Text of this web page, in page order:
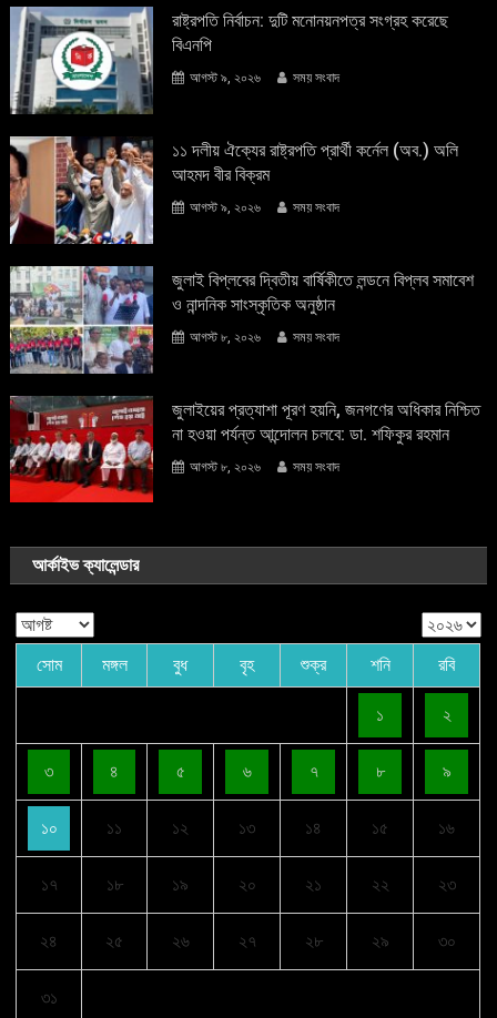
রাষ্ট্রপতি নির্বাচন: দুটি মনোনয়নপত্র সংগ্রহ করেছে
বিএনপি
আগস্ট ৯, ২০২৬ সময় সংবাদ
১১ দলীয় ঐক্যের রাষ্ট্রপতি প্রার্থী কর্নেল (অব.) অলি
আহমদ বীর বিক্রম
আগস্ট ৯, ২০২৬ সময় সংবাদ
জুলাই বিপ্লবের দ্বিতীয় বার্ষিকীতে লন্ডনে বিপ্লব সমাবেশ
ও নান্দনিক সাংস্কৃতিক অনুষ্ঠান
আগস্ট ৮, ২০২৬ সময় সংবাদ
জুলাইয়ের প্রত্যাশা পূরণ হয়নি, জনগণের অধিকার নিশ্চিত
না হওয়া পর্যন্ত আন্দোলন চলবে: ডা. শফিকুর রহমান
আগস্ট ৮, ২০২৬ সময় সংবাদ
আর্কাইভ ক্যালেন্ডার
সোম মঙ্গল বুধ বৃহ শুক্র শনি রবি
১ ২
৩ ৪ ৫ ৬ ৭ ৮ ৯
১০ ১১ ১২ ১৩ ১৪ ১৫ ১৬
১৭ ১৮ ১৯ ২০ ২১ ২২ ২৩
২৪ ২৫ ২৬ ২৭ ২৮ ২৯ ৩০
৩১